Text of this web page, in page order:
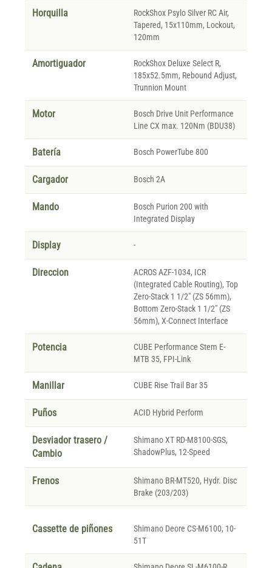
Horquilla
RockShox Psylo Silver RC Air,
Tapered, 15x110mm, Lockout,
120mm
Amortiguador
RockShox Deluxe Select R,
185x52.5mm, Rebound Adjust,
Trunnion Mount
Motor
Bosch Drive Unit Performance
Line CX max. 120Nm (BDU38)
Batería Bosch PowerTube 800
Cargador Bosch 2A
Mando
Bosch Purion 200 with
Integrated Display
Display -
Direccion
ACROS AZF-1034, ICR
(Integrated Cable Routing), Top
Zero-Stack 1 1/2" (ZS 56mm),
Bottom Zero-Stack 1 1/2" (ZS
56mm), X-Connect Interface
Potencia
CUBE Performance Stem E-
MTB 35, FPI-Link
Manillar CUBE Rise Trail Bar 35
Puños ACID Hybrid Perform
Desviador trasero /
Cambio
Shimano XT RD-M8100-SGS,
ShadowPlus, 12-Speed
Frenos
Shimano BR-MT520, Hydr. Disc
Brake (203/203)
Cassette de piñones
Shimano Deore CS-M6100, 10-
51T